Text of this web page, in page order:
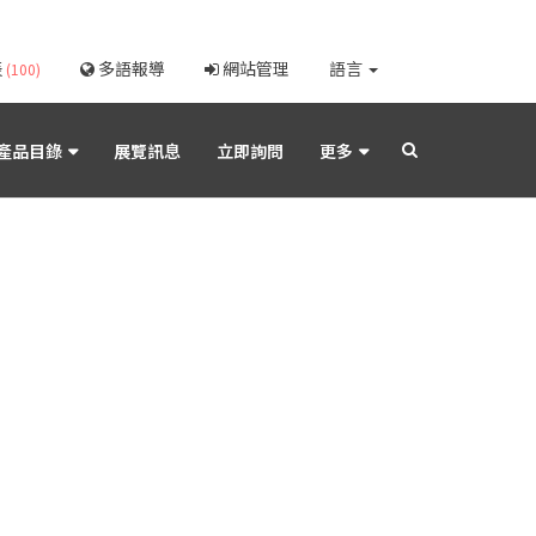
(100) 多語報導 網站管理 語言
品目錄 展覽訊息 立即詢問 更多